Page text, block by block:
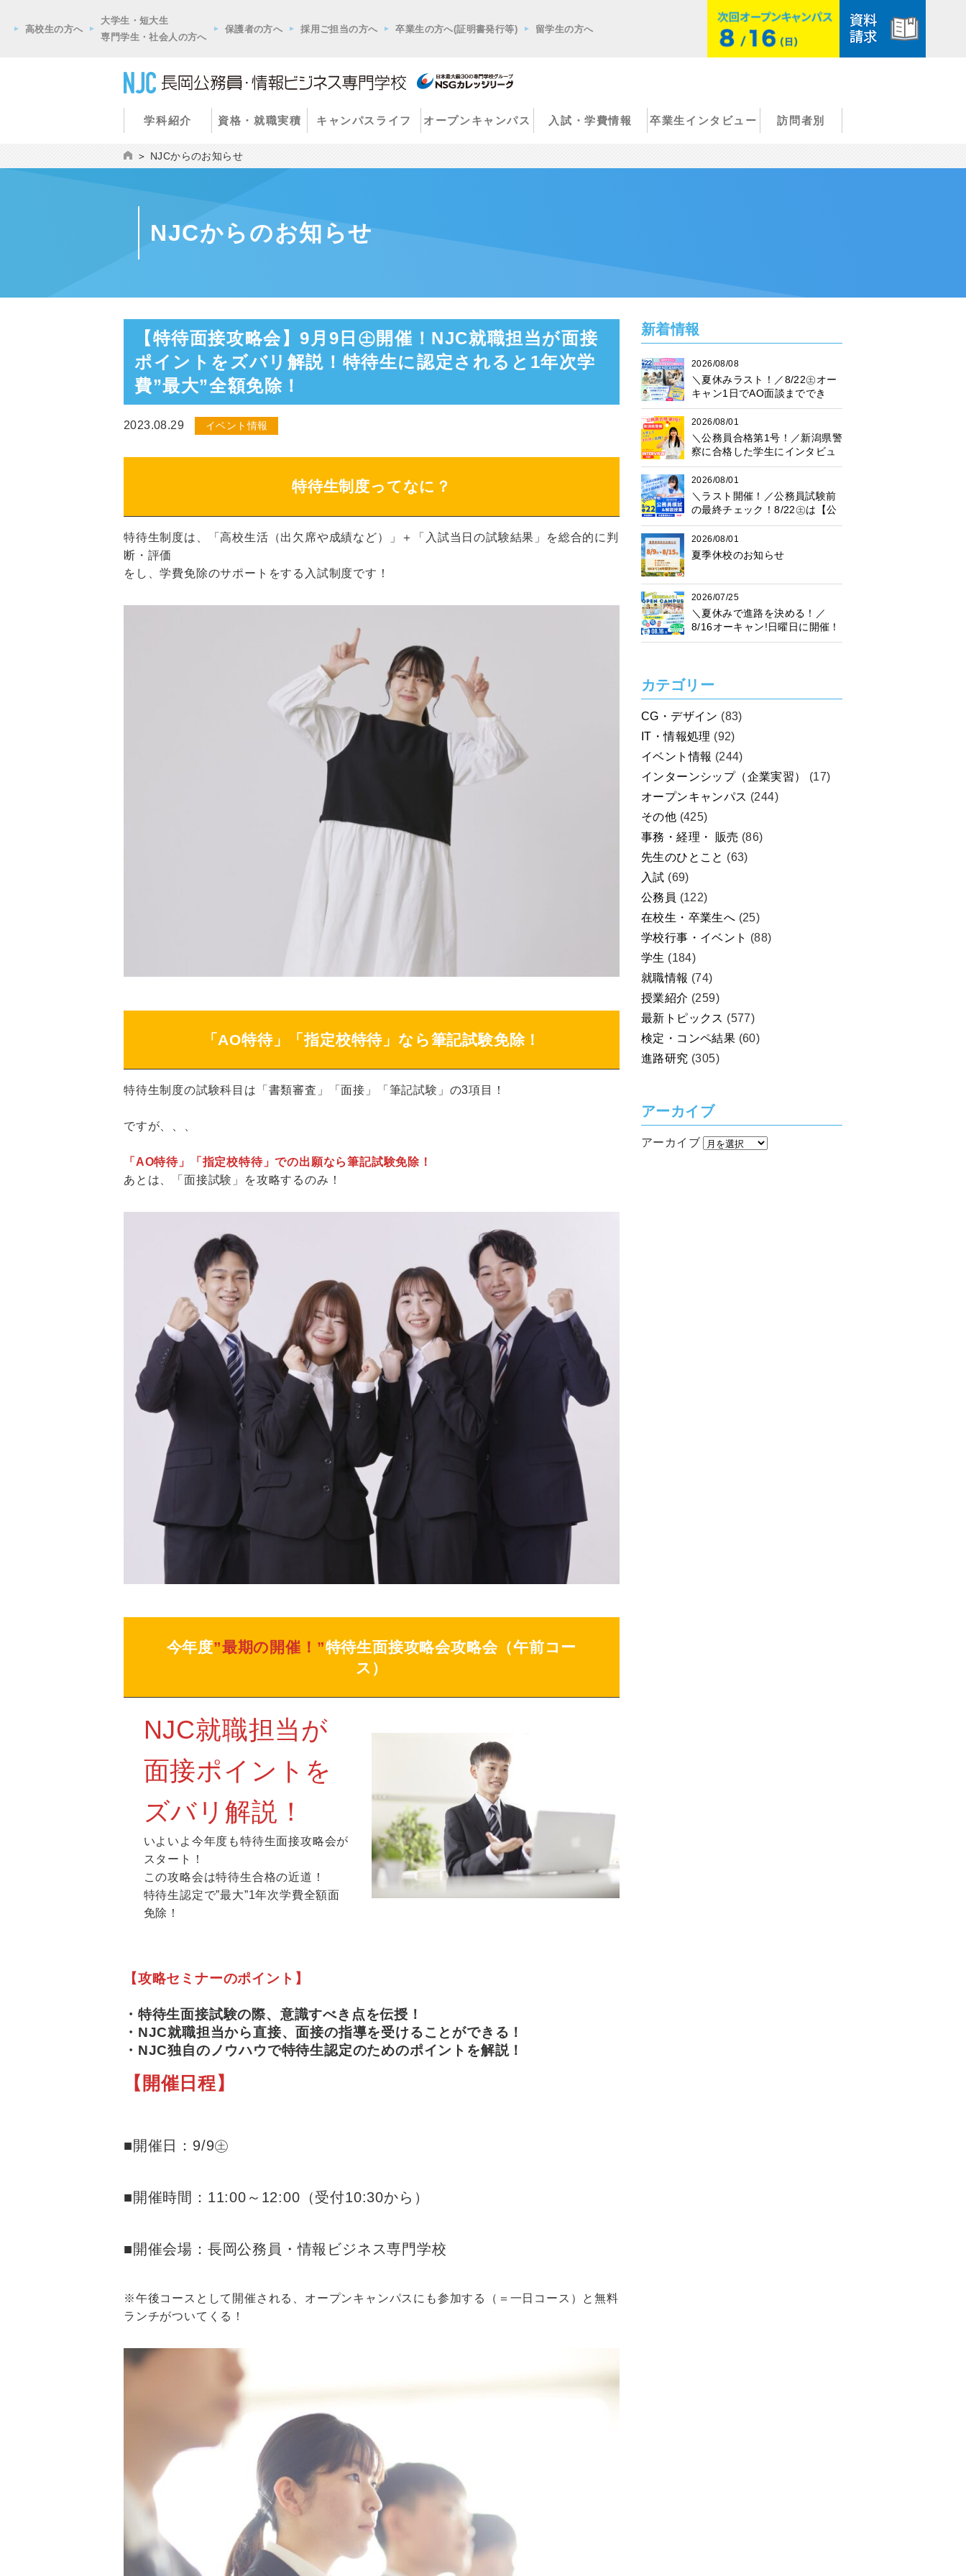
高校生の方へ
大学生・短大生
専門学生・社会人の方へ
保護者の方へ 採用ご担当の方へ 卒業生の方へ(証明書発行等) 留学生の方へ
学科紹介 資格・就職実積 キャンパスライフ オープンキャンパス 入試・学費情報 卒業生インタビュー 訪問者別
NJCからのお知らせ
NJCからのお知らせ
【特待面接攻略会】9月9日㊏開催！NJC就職担当が面接
ポイントをズバリ解説！特待生に認定されると1年次学
費”最大”全額免除！
2023.08.29 イベント情報
特待生制度ってなに？
特待生制度は、「高校生活（出欠席や成績など）」＋「入試当日の試験結果」を総合的に判
断・評価
をし、学費免除のサポートをする入試制度です！
「AO特待」「指定校特待」なら筆記試験免除！
特待生制度の試験科目は「書類審査」「面接」「筆記試験」の3項目！
ですが、、、
「AO特待」「指定校特待」での出願なら筆記試験免除！
あとは、「面接試験」を攻略するのみ！
今年度”最期の開催！”特待生面接攻略会攻略会（午前コー
ス）
NJC就職担当が
面接ポイントを
ズバリ解説！
いよいよ今年度も特待生面接攻略会が
スタート！
この攻略会は特待生合格の近道！
特待生認定で”最大”1年次学費全額面
免除！
【攻略セミナーのポイント】
・特待生面接試験の際、意識すべき点を伝授！
・NJC就職担当から直接、面接の指導を受けることができる！
・NJC独自のノウハウで特待生認定のためのポイントを解説！
【開催日程】
■開催日：9/9㊏
■開催時間：11:00～12:00（受付10:30から）
■開催会場：長岡公務員・情報ビジネス専門学校
※午後コースとして開催される、オープンキャンパスにも参加する（＝一日コース）と無料
ランチがついてくる！
新着情報
2026/08/08
＼夏休みラスト！／8/22㊏オー
キャン1日でAO面談まででき
る！
2026/08/01
＼公務員合格第1号！／新潟県警
察に合格した学生にインタビュ
ー！
2026/08/01
＼ラスト開催！／公務員試験前
の最終チェック！8/22㊏は【公
務員模試】に参加しよう♪
2026/08/01
夏季休校のお知らせ
2026/07/25
＼夏休みで進路を決める！／
8/16オーキャン!日曜日に開催！
プレゼント抽選会も♪楽しく進路
カテゴリー
CG・デザイン (83)
IT・情報処理 (92)
イベント情報 (244)
インターンシップ（企業実習）
(17)
オープンキャンパス (244)
その他 (425)
事務・経理・ 販売 (86)
先生のひとこと (63)
入試 (69)
公務員 (122)
在校生・卒業生へ (25)
学校行事・イベント (88)
学生 (184)
就職情報 (74)
授業紹介 (259)
最新トピックス (577)
検定・コンペ結果 (60)
進路研究 (305)
アーカイブ
アーカイブ